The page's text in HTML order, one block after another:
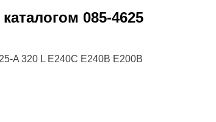
085-4625
A 320 L E240C E240B E200B